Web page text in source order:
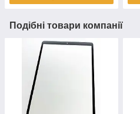
Подібні товари компанії